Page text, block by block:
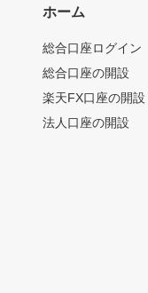
ホーム
総合口座ログイン
総合口座の開設
楽天FX口座の開設
法人口座の開設